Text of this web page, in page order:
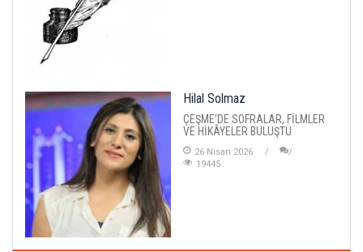
Hilal Solmaz
ÇEŞME'DE SOFRALAR, FİLMLER
VE HİKÂYELER BULUŞTU
26 Nisan 2026
19445